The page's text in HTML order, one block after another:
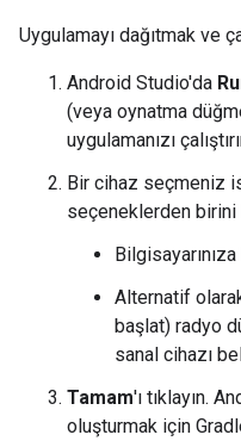
Uygulamayı dağıtmak ve
Android Studio'da
(veya oynatma
uygulamanızı
Bir cihaz seçmeniz
seçeneklerden birini
Alternatif
başlat) radyo
sanal cihazı
Tamam'ı tıklayın.
oluşturmak için